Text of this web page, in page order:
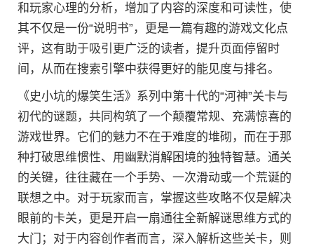
和玩家心理的分析，增加了内容的深度和可读性，使
其不仅是一份“说明书”，更是一篇有趣的游戏文化点
评，这有助于吸引更广泛的读者，提升页面停留时
间，从而在搜索引擎中获得更好的能见度与排名。
《史小坑的爆笑生活》系列中第十代的“河神”关卡与
初代的谜题，共同构筑了一个颠覆常规、充满惊喜的
游戏世界。它们的魅力不在于难度的堆砌，而在于那
种打破思维惯性、用幽默消解困境的独特智慧。通关
的关键，往往藏在一个手势、一次滑动或一个荒诞的
联想之中。对于玩家而言，掌握这些攻略不仅是解决
眼前的卡关，更是开启一扇通往全新解谜思维方式的
大门；对于内容创作者而言，深入解析这些关卡，则